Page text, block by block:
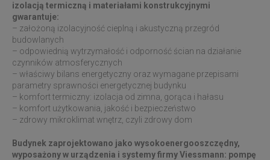
izolacją termiczną i materiałami konstrukcyjnymi
gwarantuje:
– założoną izolacyjność cieplną i akustyczną przegród
budowlanych
– odpowiednią wytrzymałość i odporność ścian na działanie
czynników atmosferycznych
– właściwy bilans energetyczny oraz wymagane przepisami
parametry sprawności energetycznej budynku
– komfort termiczny: izolacja od zimna, gorąca i hałasu
– komfort użytkowania, jakość i bezpieczeństwo
– zdrowy mikroklimat wnętrz, czyli zdrowy dom
Budynek zaprojektowano jako wysokoenergooszczędny,
wyposażony w urządzenia i systemy firmy Viessmann: pompę